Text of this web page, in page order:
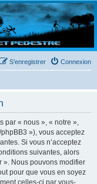
. Bonne navigation sur le site
Connexion
S’enregistrer
par « nous », « notre »,
»), vous acceptez
Si vous n’acceptez
suivantes, alors
». Nous pouvons modifier
pour que vous en soyez
celles-ci par vous-